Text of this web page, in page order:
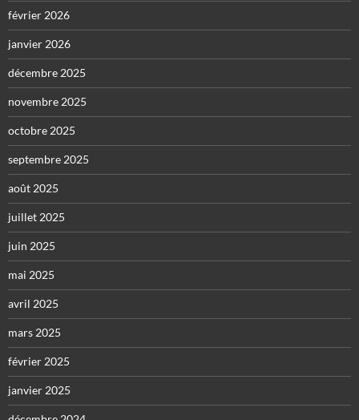
février 2026
janvier 2026
décembre 2025
novembre 2025
octobre 2025
septembre 2025
août 2025
juillet 2025
juin 2025
mai 2025
avril 2025
mars 2025
février 2025
janvier 2025